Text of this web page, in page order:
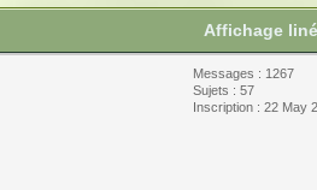
Affichage
Messages : 1267
Sujets : 57
Inscription : 22 May